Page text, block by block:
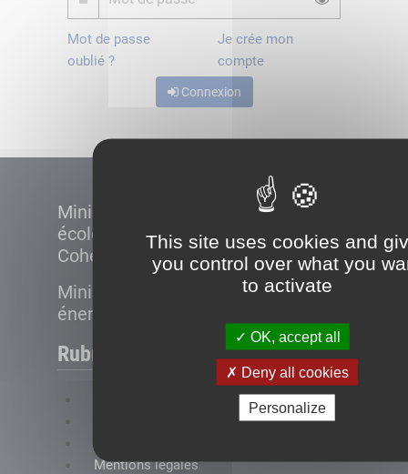
This site uses cookies and
you control over what you
to activate
OK, accept all
Deny all cookies
Personalize
Mot de passe
oublié ?
Je crée mon
compte
Connexion
Ministère de la Transition
écologique et de la
Cohésion des territoires
Ministère de la Transition
énergétique
Rubriques
Mentions légales